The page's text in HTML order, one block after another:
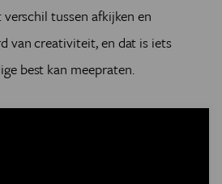
tussen afkijken en
van creativiteit, en dat is iets
best kan meepraten.